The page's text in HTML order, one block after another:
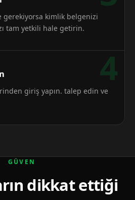
gerekiyorsa kimlik belgenizi
tam yetkili hale getirin.
4
giriş yapın. talep edin ve
GÜVEN
dikkat ettiği